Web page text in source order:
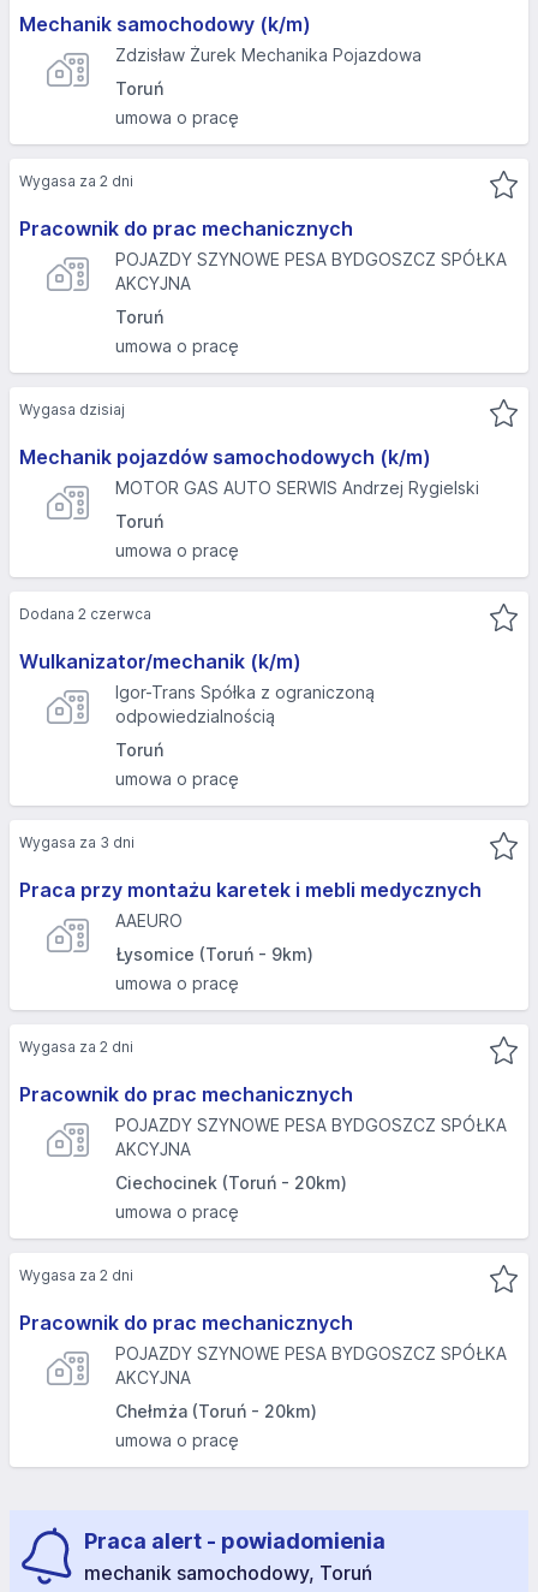
Mechanik samochodowy (k/m)
Zdzisław Żurek Mechanika Pojazdowa
Toruń
umowa o pracę
Pracownik do prac mechanicznych
POJAZDY SZYNOWE PESA BYDGOSZCZ SPÓŁKA
AKCYJNA
Toruń
umowa o pracę
Wygasa za 2 dni
Mechanik pojazdów samochodowych (k/m)
MOTOR GAS AUTO SERWIS Andrzej Rygielski
Toruń
umowa o pracę
Wygasa dzisiaj
Wulkanizator/mechanik (k/m)
Igor-Trans Spółka z ograniczoną
odpowiedzialnością
Toruń
umowa o pracę
Dodana 2 czerwca
Praca przy montażu karetek i mebli medycznych
AAEURO
Łysomice (Toruń - 9km)
umowa o pracę
Wygasa za 3 dni
Pracownik do prac mechanicznych
POJAZDY SZYNOWE PESA BYDGOSZCZ SPÓŁKA
AKCYJNA
Ciechocinek (Toruń - 20km)
umowa o pracę
Wygasa za 2 dni
Pracownik do prac mechanicznych
POJAZDY SZYNOWE PESA BYDGOSZCZ SPÓŁKA
AKCYJNA
Chełmża (Toruń - 20km)
umowa o pracę
Wygasa za 2 dni
Praca alert - powiadomienia
mechanik samochodowy, Toruń